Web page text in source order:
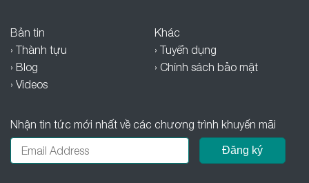
Bản tin
› Thành tựu
› Blog
› Videos
Khác
› Tuyển dụng
› Chính sách bảo mật
Nhận tin tức mới nhất về các chương trình khuyến mãi